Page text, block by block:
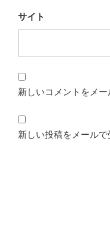
サイト
新しいコメントをメー
新しい投稿をメールで